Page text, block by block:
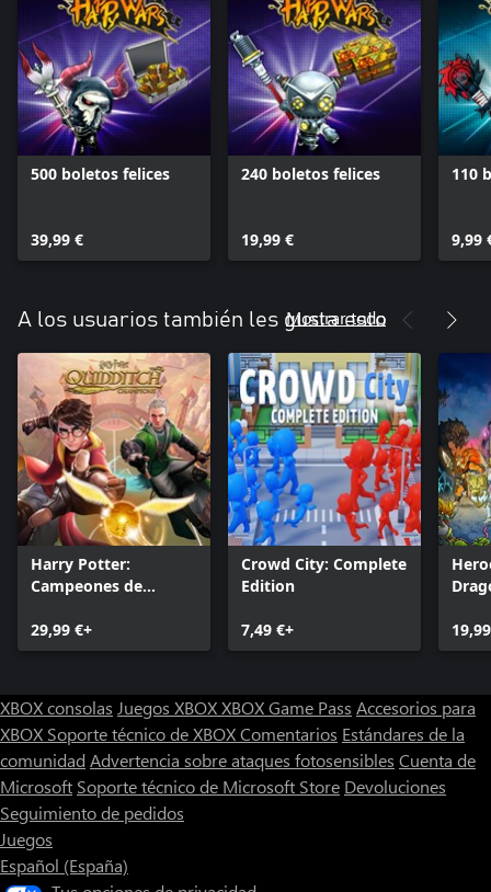
500 boletos felices
39,99 €
240 boletos felices
19,99 €
110
9,99
A los usuarios también les gusta esto
Mostrar todo
Harry Potter:
Campeones de
29,99 €+
Crowd City: Complete
Edition
7,49 €+
XBOX consolas Juegos XBOXXBOX Game Pass Accesorios para
XBOX Soporte técnico de XBOXComentarios Estándares de la
comunidad Advertencia sobre ataques fotosensibles Cuenta de
Microsoft Soporte técnico de Microsoft Store Devoluciones
Seguimiento de pedidos
Juegos
Español (España)